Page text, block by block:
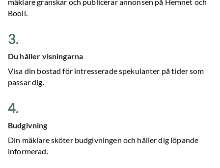
Booli.
3.
Du håller visningarna
Visa din bostad för intresserade spekulanter på tider som
passar dig.
4.
Budgivning
Din mäklare sköter budgivningen och håller dig löpande
informerad.